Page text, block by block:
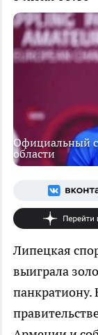
Официальный
области
Липецкая
выиграла